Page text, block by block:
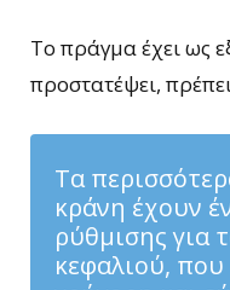
Το πράγμα έχει ως
προστατέψει,
Τα
κράνη έχουν
ρύθμισης για
κεφαλιού, που